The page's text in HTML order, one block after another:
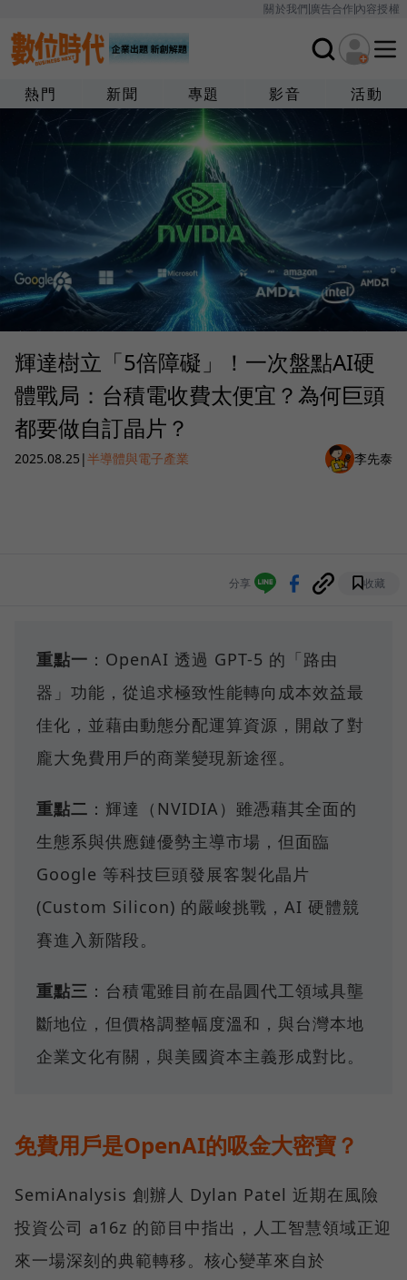
關於我們廣告合作內容授權
熱門 新聞 專題 影音 活動
輝達樹立「5倍障礙」！一次盤點AI硬
體戰局：台積電收費太便宜？為何巨頭
都要做自訂晶片？
2025.08.25 |半導體與電子產業 李先泰
分享 收藏
重點一 ：OpenAI 透過 GPT-5 的「路由
器」功能，從追求極致性能轉向成本效益最
佳化，並藉由動態分配運算資源，開啟了對
龐大免費用戶的商業變現新途徑。
重點二 ：輝達（NVIDIA）雖憑藉其全面的
生態系與供應鏈優勢主導市場，但面臨
Google 等科技巨頭發展客製化晶片
(Custom Silicon) 的嚴峻挑戰，AI 硬體競
賽進入新階段。
重點三 ：台積電雖目前在晶圓代工領域具壟
斷地位，但價格調整幅度溫和，與台灣本地
企業文化有關，與美國資本主義形成對比。
免費用戶是OpenAI的吸金大密寶？
SemiAnalysis 創辦人 Dylan Patel 近期在風險
投資公司 a16z 的節目中指出，人工智慧領域正迎
來一場深刻的典範轉移。核心變革來自於